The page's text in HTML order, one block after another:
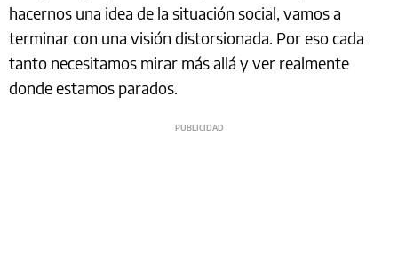
hacernos una idea de la situación social, vamos a
terminar con una visión distorsionada. Por eso cada
tanto necesitamos mirar más allá y ver realmente
donde estamos parados.